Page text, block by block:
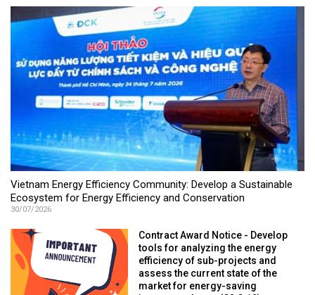
Vietnam Energy Efficiency Community: Develop a Sustainable
Ecosystem for Energy Efficiency and Conservation
30/07/2026
Contract Award Notice - Develop
tools for analyzing the energy
efficiency of sub-projects and
assess the current state of the
market for energy-saving